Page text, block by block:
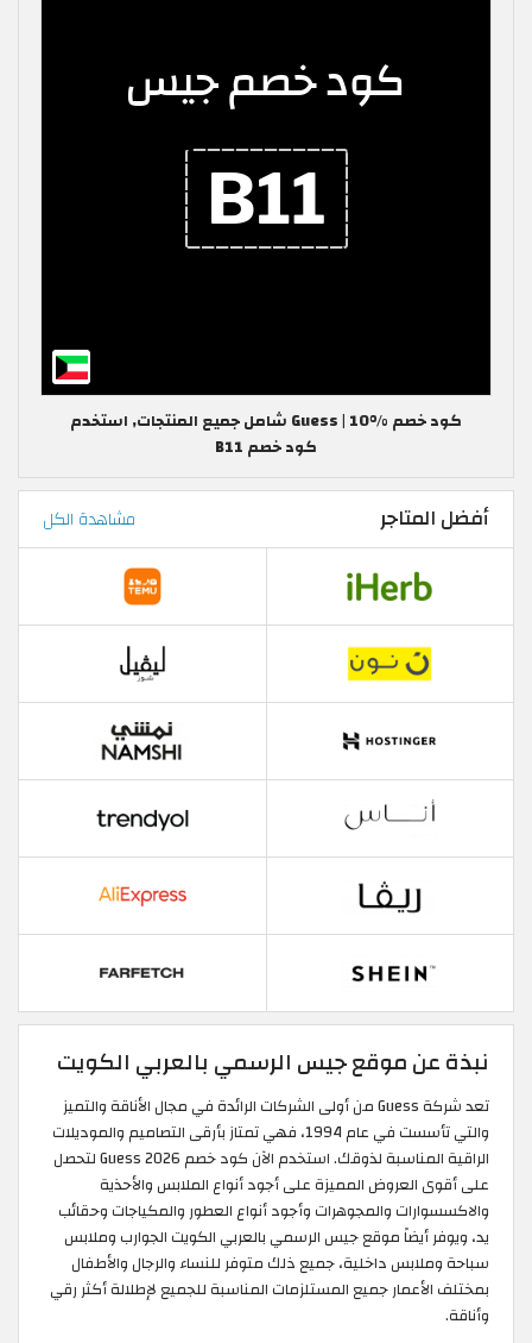
كود خصم Guess | 10% شامل جميع المنتجات, استخدم
كود خصم B11
أفضل المتاجر مشاهدة الكل
نبذة عن موقع جيس الرسمي بالعربي الكويت
تعد شركة Guess من أولى الشركات الرائدة في مجال الأناقة والتميز
والتي تأسست في عام 1994، فهي تمتاز بأرقى التصاميم والموديلات
الراقية المناسبة لذوقك. استخدم الآن كود خصم Guess 2026 لتحصل
على أقوى العروض المميزة على أجود أنواع الملابس والأحذية
والاكسسوارات والمجوهرات وأجود أنواع العطور والمكياجات وحقائب
يد، ويوفر أيضاً موقع جيس الرسمي بالعربي الكويت الجوارب وملابس
سباحة وملابس داخلية، جميع ذلك متوفر للنساء والرجال والأطفال
بمختلف الأعمار جميع المستلزمات المناسبة للجميع لإطلالة أكثر رقي
وأناقة.